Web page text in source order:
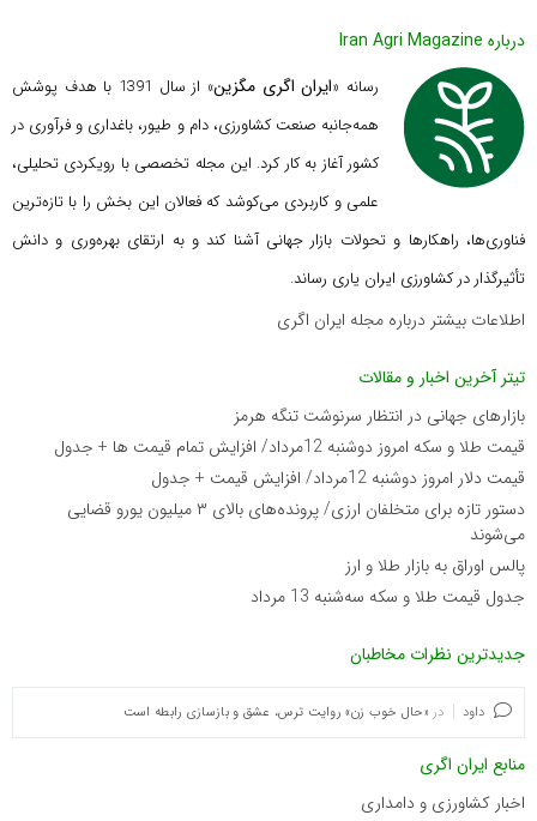
درباره Iran Agri Magazine
رسانه «ایران اگری مگزین
» از سال 1391 با هدف پوشش
همه‌جانبه صنعت کشاورزی، دام و طیور، باغداری و فرآوری در
کشور آغاز به کار کرد. این مجله تخصصی با رویکردی تحلیلی،
علمی و کاربردی می‌کوشد که فعالان این بخش را با تازه‌ترین
فناوری‌ها، راهکارها و تحولات بازار جهانی آشنا کند و به ارتقای بهره‌وری و دانش
تأثیرگذار در کشاورزی ایران یاری رساند.
اطلاعات بیشتر درباره مجله ایران اگری
تیتر آخرین اخبار و مقالات
بازارهای جهانی در انتظار سرنوشت تنگه هرمز
قیمت طلا و سکه امروز دوشنبه 12مرداد/ افزایش تمام قیمت ها + جدول
قیمت دلار امروز دوشنبه 12مرداد/ افزایش قیمت + جدول
دستور تازه برای متخلفان ارزی/ پرونده‌های بالای ۳ میلیون یورو قضایی
می‌شوند
پالس اوراق به بازار طلا و ارز
جدول قیمت طلا و سکه سه‌شنبه 13 مرداد
جدیدترین نظرات مخاطبان
داود در «حال خوب زن» روایت ترس، عشق و بازسازی رابطه است
منابع ایران اگری
اخبار کشاورزی و دامداری